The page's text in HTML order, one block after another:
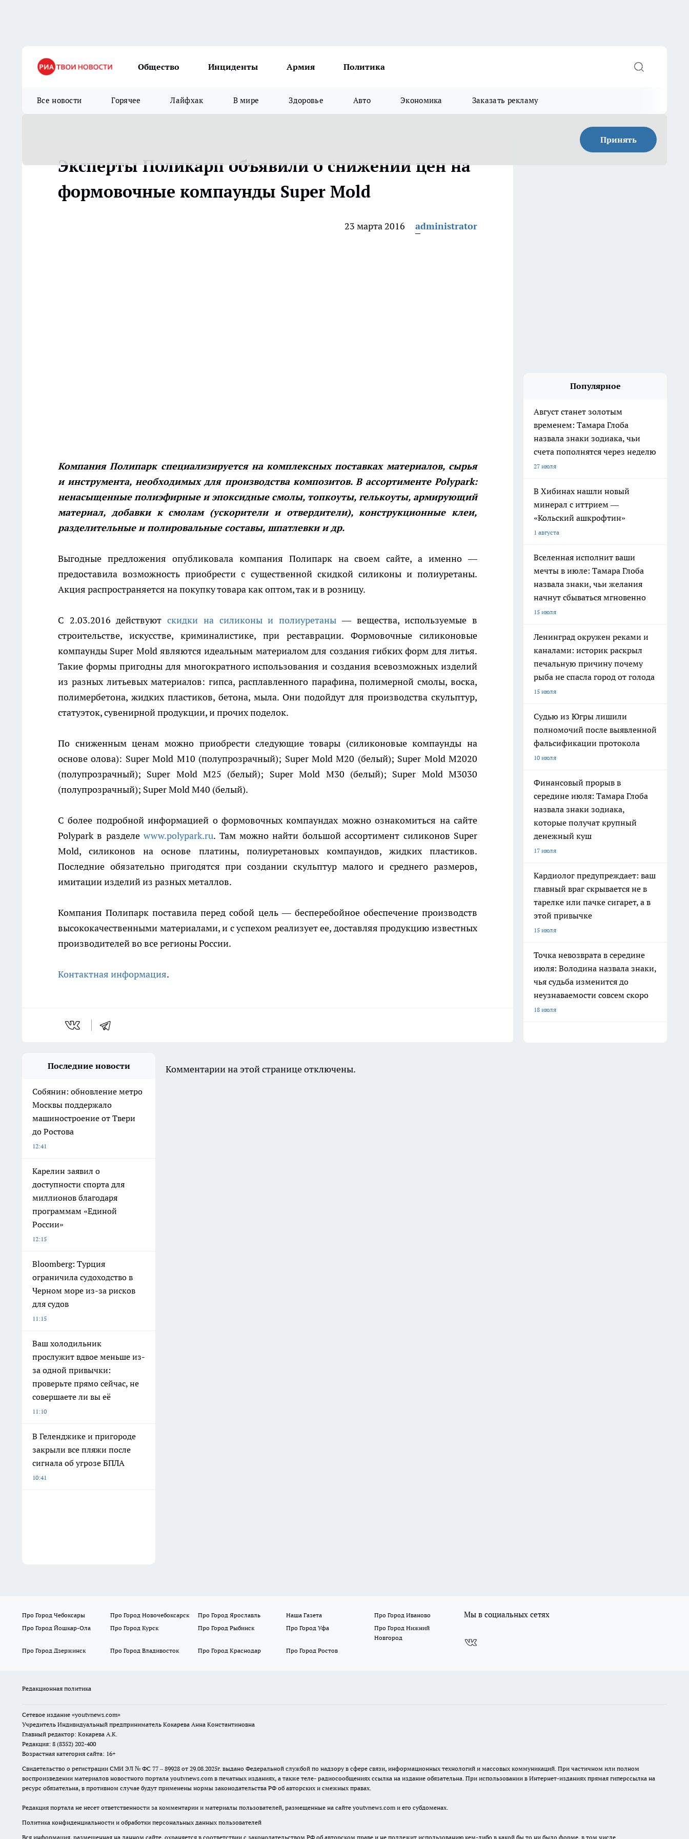
Общество Инциденты Армия Политика
Все новости Горячее Лайфхак В мире Здоровье Авто Экономика Заказать рекламу
Принять
Эксперты Поликарп объявили о снижении цен на
формовочные компаунды Super Mold
23 марта 2016 administrator
Компания Полипарк специализируется на комплексных поставках материалов, сырья
и инструмента, необходимых для производства композитов. В ассортименте Polypark:
ненасыщенные полиэфирные и эпоксидные смолы, топкоуты, гелькоуты, армирующий
материал, добавки к смолам (ускорители и отвердители), конструкционные клеи,
разделительные и полировальные составы, шпатлевки и др.
Выгодные предложения опубликовала компания Полипарк на своем сайте, а именно —
предоставила возможность приобрести с существенной скидкой силиконы и полиуретаны.
Акция распространяется на покупку товара как оптом, так и в розницу.
С 2.03.2016 действуютскидки на силиконы и полиуретаны — вещества, используемые в
строительстве, искусстве, криминалистике, при реставрации. Формовочные силиконовые
компаунды Super Mold являются идеальным материалом для создания гибких форм для литья.
Такие формы пригодны для многократного использования и создания всевозможных изделий
из разных литьевых материалов: гипса, расплавленного парафина, полимерной смолы, воска,
полимербетона, жидких пластиков, бетона, мыла. Они подойдут для производства скульптур,
статуэток, сувенирной продукции, и прочих поделок.
По сниженным ценам можно приобрести следующие товары (силиконовые компаунды на
основе олова): Super Mold M10 (полупрозрачный); Super Mold M20 (белый); Super Mold M2020
(полупрозрачный); Super Mold M25 (белый); Super Mold M30 (белый); Super Mold M3030
(полупрозрачный); Super Mold M40 (белый).
С более подробной информацией о формовочных компаундах можно ознакомиться на сайте
Polypark в разделеwww.polypark.ru. Там можно найти большой ассортимент силиконов Super
Mold, силиконов на основе платины, полиуретановых компаундов, жидких пластиков.
Последние обязательно пригодятся при создании скульптур малого и среднего размеров,
имитации изделий из разных металлов.
Компания Полипарк поставила перед собой цель — бесперебойное обеспечение производств
высококачественными материалами, и с успехом реализует ее, доставляя продукцию известных
производителей во все регионы России.
Контактная информация.
Популярное
Август станет золотым
временем: Тамара Глоба
назвала знаки зодиака, чьи
счета пополнятся через неделю
27 июля
В Хибинах нашли новый
минерал с иттрием —
«Кольский ашкрофтин»
1 августа
Вселенная исполнит ваши
мечты в июле: Тамара Глоба
назвала знаки, чьи желания
начнут сбываться мгновенно
15 июля
Ленинград окружен реками и
каналами: историк раскрыл
печальную причину почему
рыба не спасла город от голода
15 июля
Судью из Югры лишили
полномочий после выявленной
фальсификации протокола
10 июля
Финансовый прорыв в
середине июля: Тамара Глоба
назвала знаки зодиака,
которые получат крупный
денежный куш
17 июля
Кардиолог предупреждает: ваш
главный враг скрывается не в
тарелке или пачке сигарет, а в
этой привычке
15 июля
Точка невозврата в середине
июля: Володина назвала знаки,
чья судьба изменится до
неузнаваемости совсем скоро
18 июля
Последние новости
Собянин: обновление метро
Москвы поддержало
машиностроение от Твери
до Ростова
12:41
Карелин заявил о
доступности спорта для
миллионов благодаря
программам «Единой
России»
12:15
Bloomberg: Турция
ограничила судоходство в
Черном море из-за рисков
для судов
11:15
Ваш холодильник
прослужит вдвое меньше из-
за одной привычки:
проверьте прямо сейчас, не
совершаете ли вы её
11:10
В Геленджике и пригороде
закрыли все пляжи после
сигнала об угрозе БПЛА
10:41
Комментарии на этой странице отключены.
Про Город Чебоксары Про Город Новочебоксарск Про Город Ярославль Наша Газета
Про Город Иваново
Про Город Йошкар-Ола
Про Город Курск Про Город Рыбинск Про Город Уфа
Про Город Нижний
Новгород
Про Город Дзержинск
Про Город Владивосток Про Город Краснодар Про Город Ростов
Мы в социальных сетях
Редакционная политика
Сетевое издание «youtvnews.com»
Учредитель Индивидуальный предприниматель Кокарева Анна Константиновна
Главный редактор: Кокарева А.К.
Редакция: 8 (8352) 202-400
Возрастная категория сайта: 16+
Свидетельство о регистрации СМИ ЭЛ № ФС 77 – 89928 от 29.08.2025г. выдано Федеральной службой по надзору в сфере связи, информационных технологий и массовых коммуникаций. При частичном или полном
воспроизведении материалов новостного портала youtvnews.com в печатных изданиях, а также теле- радиосообщениях ссылка на издание обязательна. При использовании в Интернет-изданиях прямая гиперссылка на
ресурс обязательна, в противном случае будут применены нормы законодательства РФ об авторских и смежных правах.
Редакция портала не несет ответственности за комментарии и материалы пользователей, размещенные на сайте youtvnews.com и его субдоменах.
Политика конфиденциальности и обработки персональных данных пользователей
Вся информация, размещенная на данном сайте, охраняется в соответствии с законодательством РФ об авторском праве и не подлежит использованию кем-либо в какой бы то ни было форме, в том числе